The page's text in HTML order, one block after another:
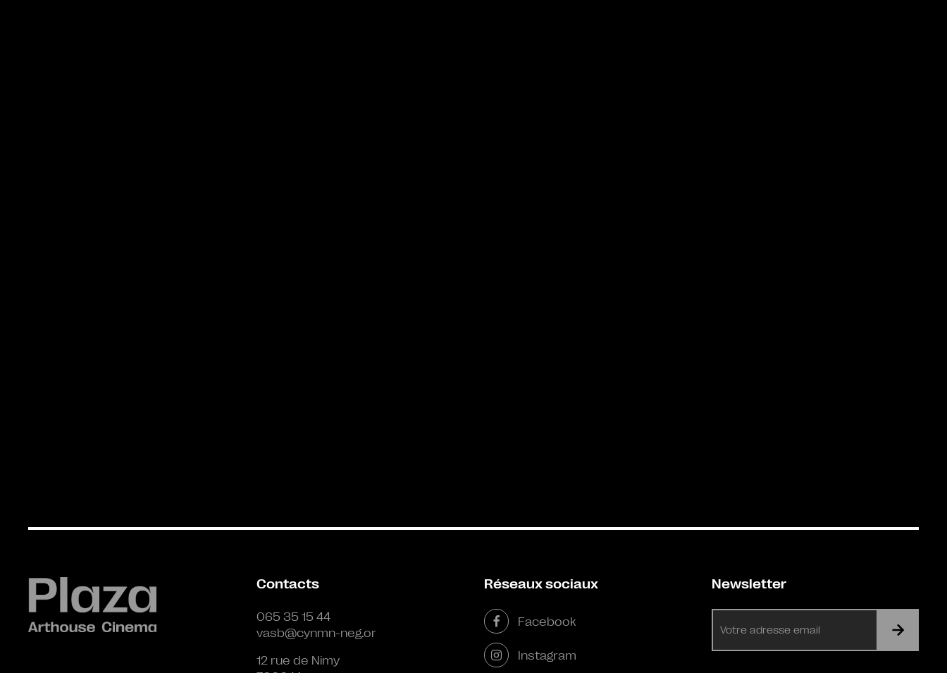
Contacts
065 35 15 44
vasb@cynmn-neg.or
12 rue de Nimy
Réseaux sociaux
Facebook
Instagram
Newsletter
mail